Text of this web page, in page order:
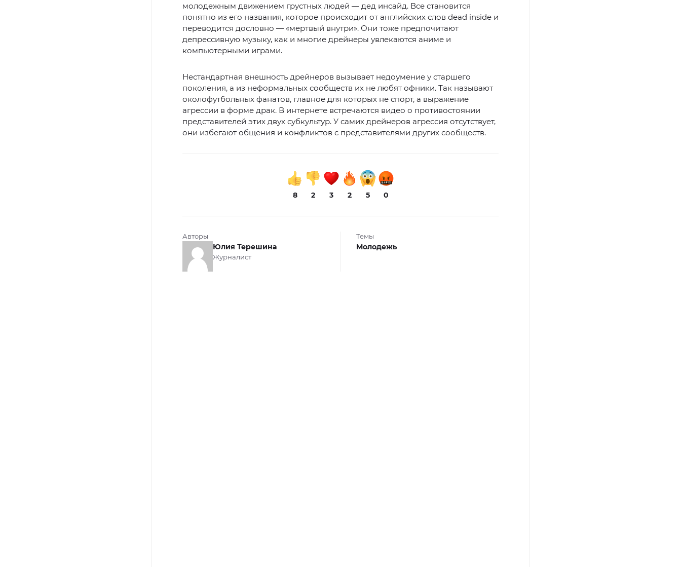
молодежным движением грустных людей — дед инсайд. Все становится
понятно из его названия, которое происходит от английских слов dead inside и
переводится дословно — «мертвый внутри». Они тоже предпочитают
депрессивную музыку, как и многие дрейнеры увлекаются аниме и
компьютерными играми.
Нестандартная внешность дрейнеров вызывает недоумение у старшего
поколения, а из неформальных сообществ их не любят офники. Так называют
околофутбольных фанатов, главное для которых не спорт, а выражение
агрессии в форме драк. В интернете встречаются видео о противостоянии
представителей этих двух субкультур. У самих дрейнеров агрессия отсутствует,
они избегают общения и конфликтов с представителями других сообществ.
8 2 3 2 5 0
Авторы
Юлия Терешина
Журналист
Темы
Молодежь